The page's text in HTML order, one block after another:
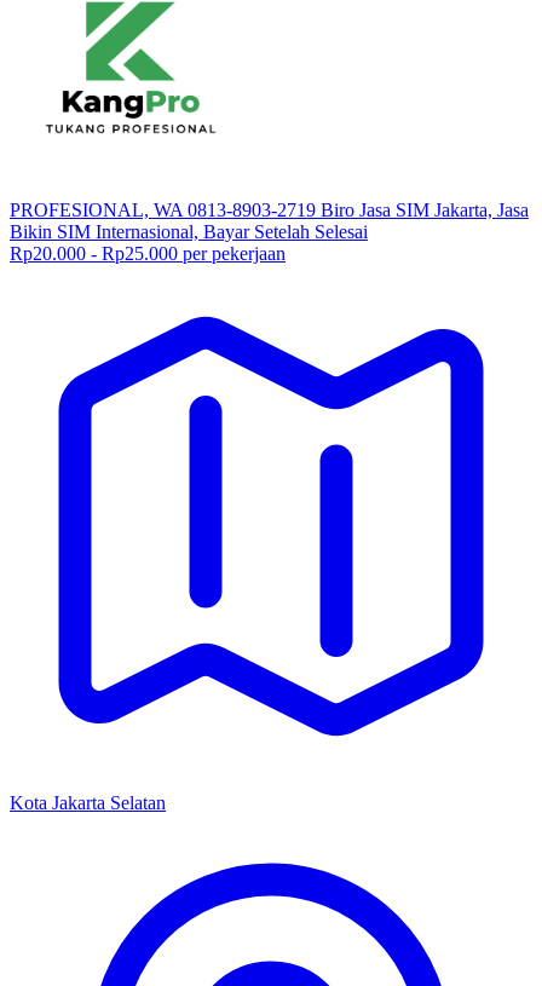
PROFESIONAL, WA 0813-8903-2719 Biro Jasa SIM Jakarta, Jasa
Bikin SIM Internasional, Bayar Setelah Selesai
Rp20.000 - Rp25.000 per pekerjaan
Kota Jakarta Selatan